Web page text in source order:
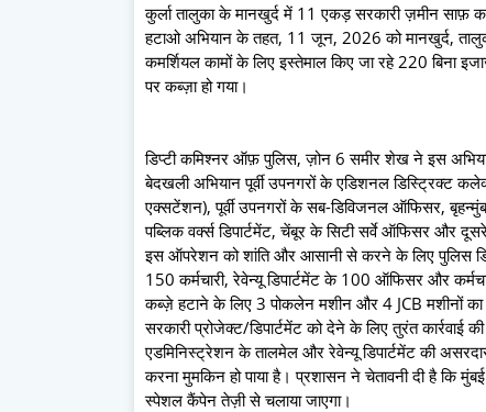
कुर्ला तालुका के मानखुर्द में 11 एकड़ सरकारी ज़मीन
हटाओ अभियान के तहत, 11 जून, 2026 को मानखुर्द,
कमर्शियल कामों के लिए इस्तेमाल किए जा रहे 220
पर कब्ज़ा हो गया।
डिप्टी कमिश्नर ऑफ़ पुलिस, ज़ोन 6 समीर शेख ने इस
बेदखली अभियान पूर्वी उपनगरों के एडिशनल डिस्ट्रिक्ट
एक्सटेंशन), पूर्वी उपनगरों के सब-डिविजनल ऑफिसर,
पब्लिक वर्क्स डिपार्टमेंट, चेंबूर के सिटी सर्वे ऑफिसर और
इस ऑपरेशन को शांति और आसानी से करने के लिए पुलिस
150 कर्मचारी, रेवेन्यू डिपार्टमेंट के 100 ऑफिसर और
कब्ज़े हटाने के लिए 3 पोकलेन मशीन और 4 JCB मशीनों
सरकारी प्रोजेक्ट/डिपार्टमेंट को देने के लिए तुरंत कार्रवाई
एडमिनिस्ट्रेशन के तालमेल और रेवेन्यू डिपार्टमेंट की
करना मुमकिन हो पाया है। प्रशासन ने चेतावनी दी है कि
स्पेशल कैंपेन तेज़ी से चलाया जाएगा।